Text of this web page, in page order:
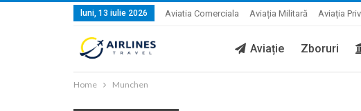
luni, 13 iulie 2026 Aviatia Comerciala Aviația Militară Aviația
Aviație Zboruri
Home Munchen